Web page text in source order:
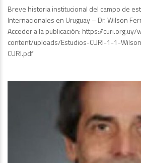
Breve historia institucional del campo de
Internacionales en Uruguay – Dr. Wilson
Acceder a la publicación: https://curi.org.uy/
content/uploads/Estudios-CURI-1-1-
CURI.pdf